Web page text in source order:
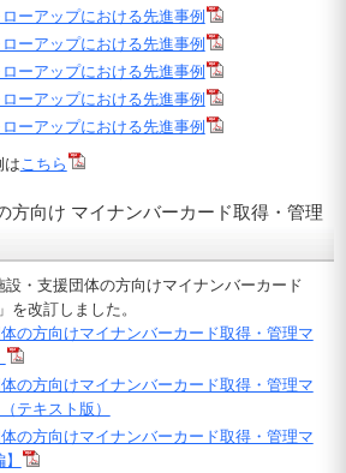
ーアップにおける先進事例
ーアップにおける先進事例
ーアップにおける先進事例
ーアップにおける先進事例
ーアップにおける先進事例
はこちら
方向け マイナンバーカード取得・管理
・支援団体の方向けマイナンバーカード
を改訂しました。
の方向けマイナンバーカード取得・管理マ
の方向けマイナンバーカード取得・管理マ
テキスト版）
の方向けマイナンバーカード取得・管理マ